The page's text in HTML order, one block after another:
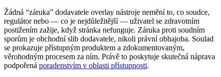
Žádná “záruka” dodavatele overlay nástroje nemění to, co soudce,
regulátor nebo — co je nejdůležitější — uživatel se zdravotním
postižením zažije, když stránka nefunguje. Záruka proti soudním
sporům je obchodní slib dodavatele, nikoli právní obhajoba. Soulad
se prokazuje přístupným produktem a zdokumentovaným,
věrohodným procesem za ním. Právě to poskytuje skutečná náprava
podpořená poradenstvím v oblasti přístupnosti.